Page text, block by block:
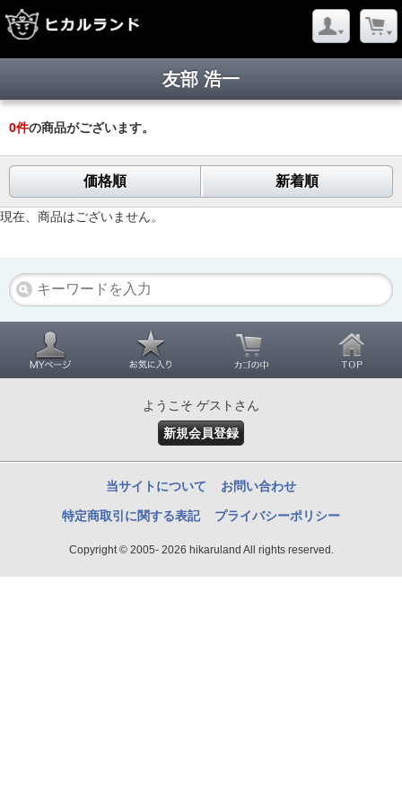
友部 浩一
0件の商品がございます。
価格順 新着順
現在、商品はございません。
ようこそ ゲストさん
新規会員登録
当サイトについて お問い合わせ
特定商取引に関する表記 プライバシーポリシー
Copyright © 2005- 2026 hikaruland All rights reserved.